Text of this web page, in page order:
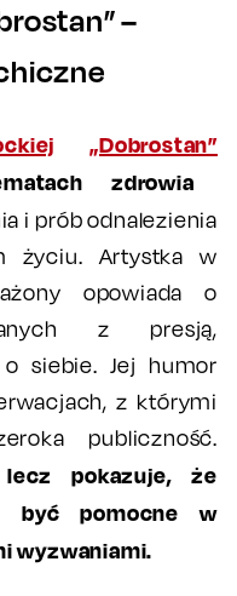
–
„Dobrostan”
zdrowia
i prób odnalezienia
życiu. Artystka w
opowiada o
z presją,
siebie. Jej humor
z którymi
publiczność.
pokazuje, że
być pomocne w
wyzwaniami.